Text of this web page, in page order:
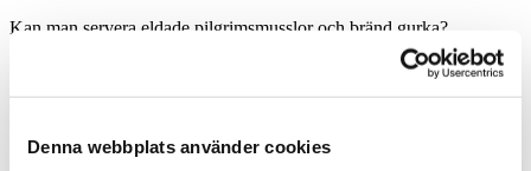
Denna webbplats använder cookies
Kan man servera eldade pilgrimsmusslor och bränd gurka?
Välj den här rätten när du vill överraska dina gäster lite extra. Är det
svårt att få tag på pilgrimsmusslor i skal, eller sätter budgeten
hittar i din vanliga butik så kolla i en asiatisk specialbutik.